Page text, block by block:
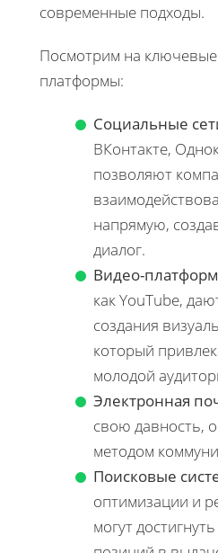
современные подходы.
Посмотрим на
платформы:
Социальные
ВКонтакте,
позволяют
напрямую,
диалог.
Видео-
как YouTube,
создания
который
молодой
Электронная
свою давность,
методом
Поисковые
оптимизации и
могут